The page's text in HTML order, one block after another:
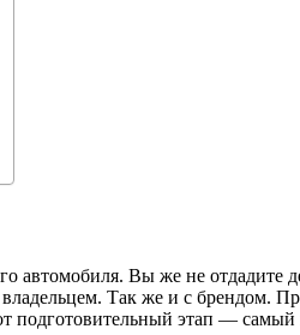
Вы же не отдадите
Так же и с брендом.
подготовительный этап —